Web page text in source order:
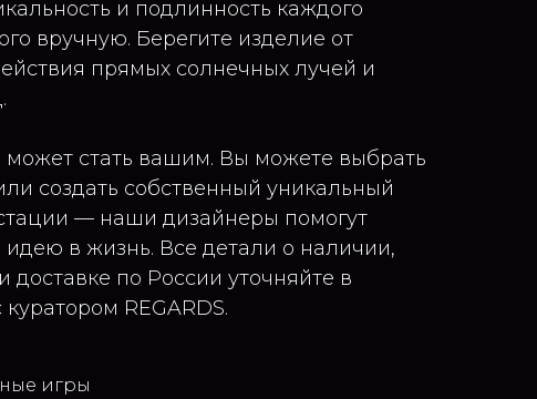
и подлинность каждого
вручную. Берегите изделие от
прямых солнечных лучей и
может стать вашим. Вы можете выбрать
создать собственный уникальный
— наши дизайнеры помогут
в жизнь. Все детали о наличии,
доставке по России уточняйте в
REGARDS.
игры